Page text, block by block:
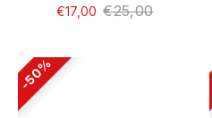
€17,00 €25,00
50%